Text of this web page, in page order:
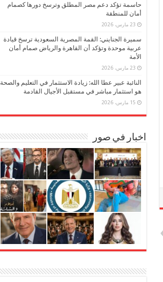
حاسمة تؤكد دعم مصر المطلق وترسخ دورها كصمام
أمان للمنطقة
23 مارس، 2026
سميرة الجنايني: القمة المصرية السعودية ترسخ قيادة
عربية موحدة وتؤكد أن القاهرة والرياض صمام أمان
الأمة
23 مارس، 2026
النائبة عبير عطا الله: زيادة الاستثمار في التعليم والصحة
هو استثمار مباشر في مستقبل الأجيال القادمة
15 مارس، 2026
اخبار في صور